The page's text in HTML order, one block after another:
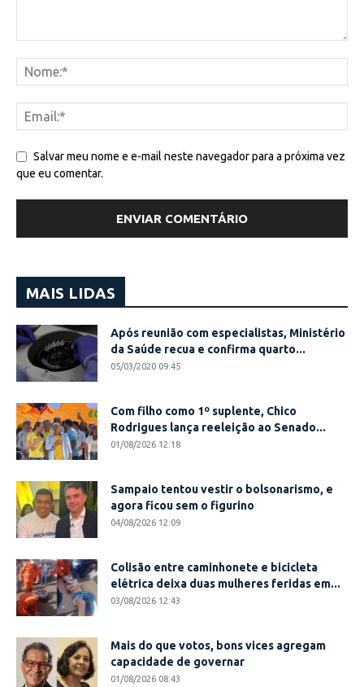
Salvar meu nome e e-mail neste navegador para a próxima vez
que eu comentar.
MAIS LIDAS
Após reunião com especialistas, Ministério
da Saúde recua e confirma quarto...
05/03/2020 09:45
Com filho como 1º suplente, Chico
Rodrigues lança reeleição ao Senado...
01/08/2026 12:18
Sampaio tentou vestir o bolsonarismo, e
agora ficou sem o figurino
04/08/2026 12:09
Colisão entre caminhonete e bicicleta
elétrica deixa duas mulheres feridas em...
03/08/2026 12:43
Mais do que votos, bons vices agregam
capacidade de governar
01/08/2026 08:43